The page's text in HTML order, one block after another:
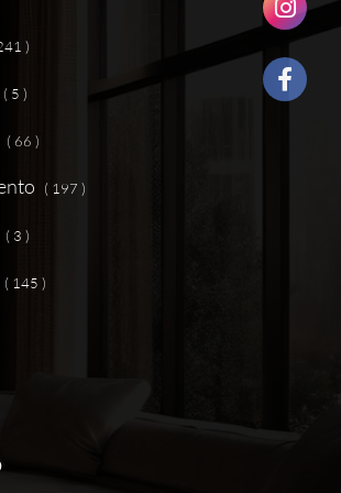
)
( 5 )
( 66 )
( 197 )
( 3 )
( 145 )